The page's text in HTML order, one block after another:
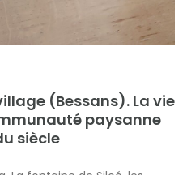
(Bessans). La vie
paysanne
siècle